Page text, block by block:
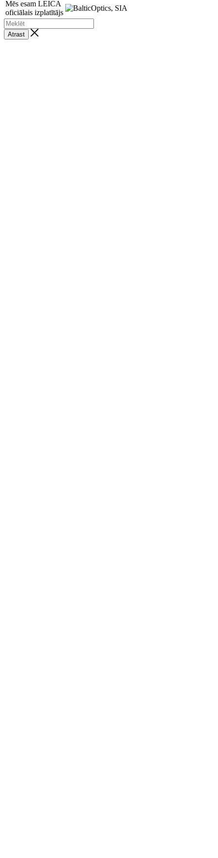
Mēs esam LEICA
oficiālais izplatītājs
Atrast